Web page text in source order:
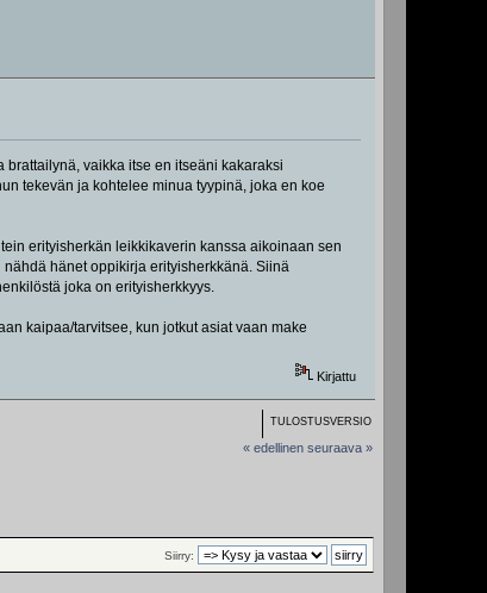
vaikka itse en itseäni kakaraksi
tekevän ja kohtelee minua tyypinä, joka en koe
erityisherkän leikkikaverin kanssa aikoinaan sen
hänet oppikirja erityisherkkänä. Siinä
joka on erityisherkkyys.
kaipaa/tarvitsee, kun jotkut asiat vaan make
Kirjattu
TULOSTUSVERSIO
« edellinen seuraava »
Siirry: